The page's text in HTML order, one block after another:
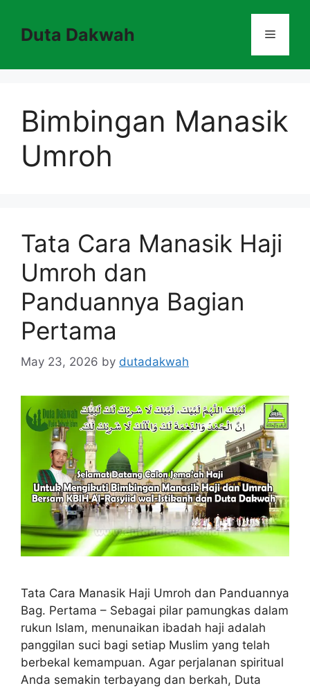
contentDuta Dakwah Menu
Bimbingan Manasik
Umroh
Tata Cara Manasik Haji
Umroh dan
Panduannya Bagian
Pertama
May 23, 2026 by dutadakwah
Tata Cara Manasik Haji Umroh dan Panduannya
Bag. Pertama – Sebagai pilar pamungkas dalam
rukun Islam, menunaikan ibadah haji adalah
panggilan suci bagi setiap Muslim yang telah
berbekal kemampuan. Agar perjalanan spiritual
Anda semakin terbayang dan berkah, Duta